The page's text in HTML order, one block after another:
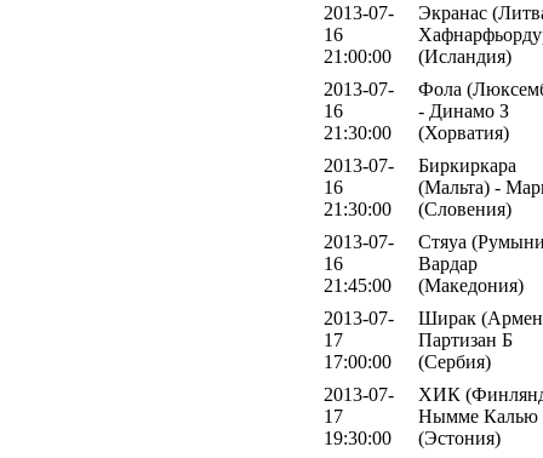
2013-07-
16
21:00:00
Экранас
(Исландия)
2013-07-
16
21:30:00
Фола
- Динамо З
(Хорватия)
2013-07-
16
21:30:00
Биркиркара
(Мальта) -
(Словения)
2013-07-
16
21:45:00
Стяуа
Вардар
(Македония)
2013-07-
17
17:00:00
Ширак
Партизан Б
(Сербия)
2013-07-
17
19:30:00
ХИК
Нымме Калью
(Эстония)